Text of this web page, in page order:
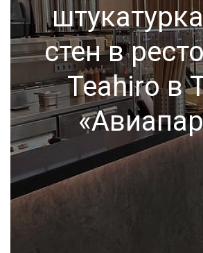
стен в
Teahiro в